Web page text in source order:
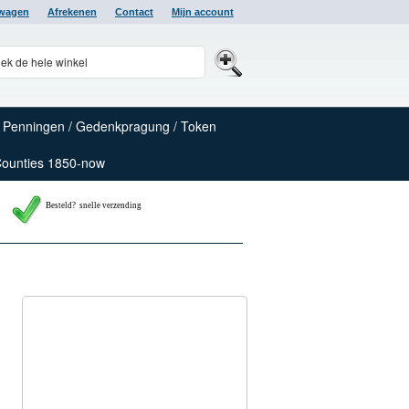
Afrekenen Contact Mijn account
Penningen / Gedenkpragung / Token
1850-now
Besteld? snelle verzending